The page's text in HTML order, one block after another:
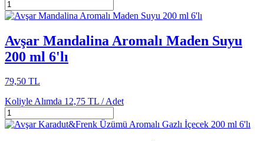
Avşar Mandalina Aromalı Maden Suyu
200 ml 6'lı
79,50 TL
Koliyle Alımda 12,75 TL /Adet